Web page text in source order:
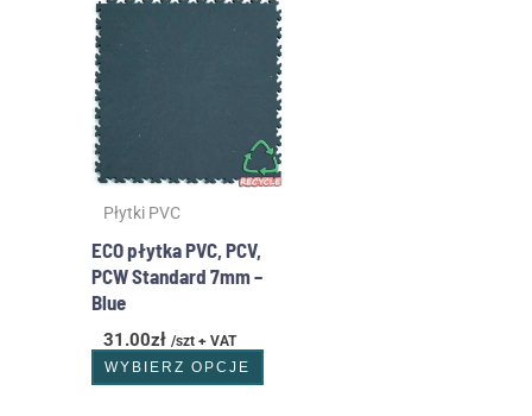
Płytki PVC
ECO płytka PVC, PCV,
PCW Standard 7mm –
Blue
31.00zł /szt + VAT
WYBIERZ OPCJE
Ten
produkt
ma
wiele
wariantów.
Opcje
można
wybrać